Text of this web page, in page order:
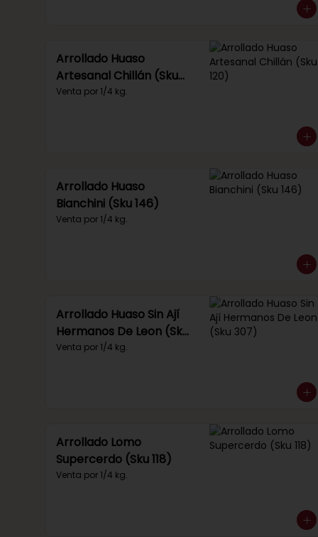
Arrollado Huaso
Artesanal Chillán (Sku
120)
Venta por 1/4 kg.
Arrollado Huaso
Bianchini (Sku 146)
Venta por 1/4 kg.
Arrollado Huaso Sin Ají
Hermanos De Leon (Sku
307)
Venta por 1/4 kg.
Arrollado Lomo
Supercerdo (Sku 118)
Venta por 1/4 kg.